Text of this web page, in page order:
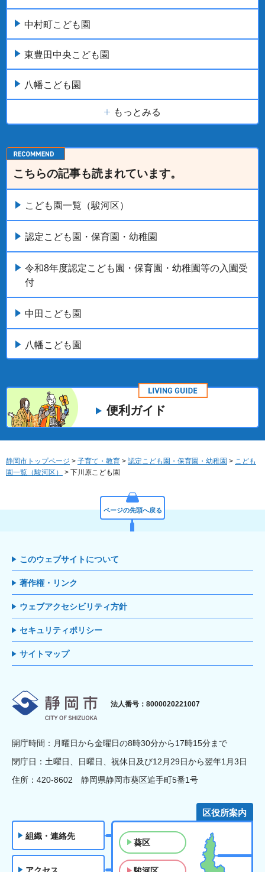
中村町こども園
東豊田中央こども園
八幡こども園
もっとみる
こちらの記事も読まれています。
こども園一覧（駿河区）
認定こども園・保育園・幼稚園
令和8年度認定こども園・保育園・幼稚園等の入園受
付
中田こども園
八幡こども園
便利ガイド
静岡市トップページ > 子育て・教育 > 認定こども園・保育園・幼稚園 > こども
園一覧（駿河区）
> 下川原こども園
ページの先頭へ戻る
このウェブサイトについて
著作権・リンク
ウェブアクセシビリティ方針
セキュリティポリシー
サイトマップ
静岡市
法人番号：8000020221007
開庁時間：月曜日から金曜日の8時30分から17時15分まで
閉庁日：土曜日、日曜日、祝休日及び12月29日から翌年1月3日
住所：420-8602 静岡県静岡市葵区追手町5番1号
組織・連絡先
区役所案内
葵区